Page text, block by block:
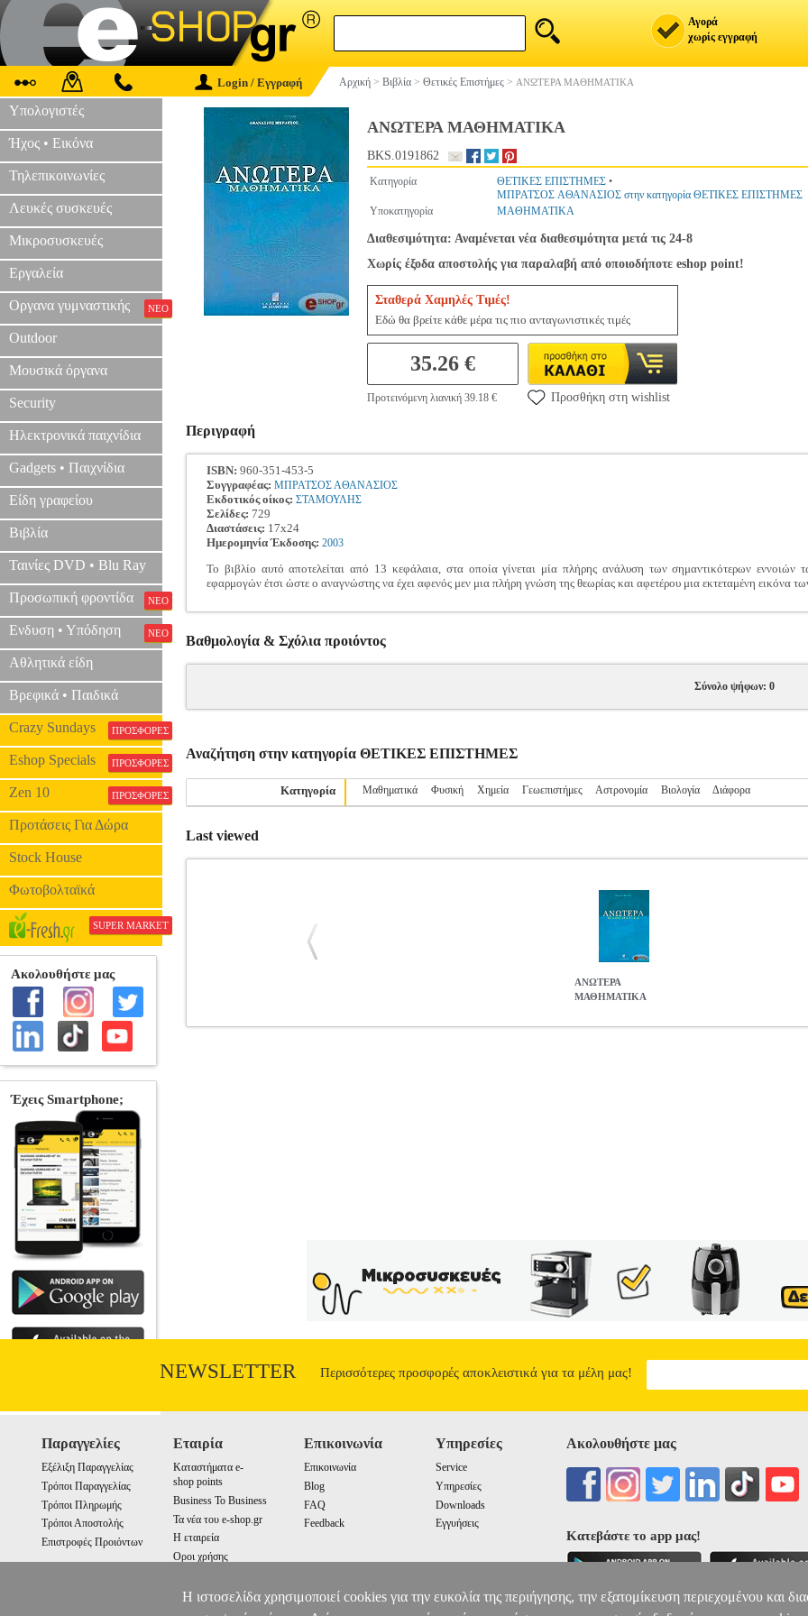
Αγορά
χωρίς εγγραφή
Login / Εγγραφή Αρχική > Βιβλία > Θετικές Επιστήμες > ΑΝΩΤΕΡΑ ΜΑΘΗΜΑΤΙΚΑ
Υπολογιστές
Ήχος • Εικόνα
Τηλεπικοινωνίες
Λευκές συσκευές
Μικροσυσκευές
Εργαλεία
Οργανα γυμναστικής ΝΕΟ
Outdoor
Μουσικά όργανα
Security
Ηλεκτρονικά παιχνίδια
Gadgets • Παιχνίδια
Είδη γραφείου
Βιβλία
Ταινίες DVD • Blu Ray
Προσωπική φροντίδα ΝΕΟ
Ενδυση • Υπόδηση ΝΕΟ
Αθλητικά είδη
Βρεφικά • Παιδικά
Crazy Sundays ΠΡΟΣΦΟΡΕΣ
Eshop Specials ΠΡΟΣΦΟΡΕΣ
Zen 10 ΠΡΟΣΦΟΡΕΣ
Προτάσεις Για Δώρα
Stock House
Φωτοβολταϊκά
SUPER MARKET
ΑΝΩΤΕΡΑ ΜΑΘΗΜΑΤΙΚΑ
BKS.0191862
Κατηγορία ΘΕΤΙΚΕΣ ΕΠΙΣΤΗΜΕΣ •
ΜΠΡΑΤΣΟΣ ΑΘΑΝΑΣΙΟΣ στην κατηγορία ΘΕΤΙΚΕΣ ΕΠΙΣΤΗΜΕΣ
Υποκατηγορία
ΜΑΘΗΜΑΤΙΚΑ
Διαθεσιμότητα: Αναμένεται νέα διαθεσιμότητα μετά τις 24-8
Χωρίς έξοδα αποστολής για παραλαβή από οποιοδήποτε eshop point!
Σταθερά Χαμηλές Τιμές!
Εδώ θα βρείτε κάθε μέρα τις πιο ανταγωνιστικές τιμές
35.26 €
Προτεινόμενη λιανική 39.18 € Προσθήκη στη wishlist
Περιγραφή
ISBN: 960-351-453-5
Συγγραφέας: ΜΠΡΑΤΣΟΣ ΑΘΑΝΑΣΙΟΣ
Εκδοτικός οίκος: ΣΤΑΜΟΥΛΗΣ
Σελίδες: 729
Διαστάσεις: 17x24
Ημερομηνία Έκδοσης: 2003
Το βιβλίο αυτό αποτελείται από 13 κεφάλαια, στα οποία γίνεται μία πλήρης ανάλυση των σημαντικότερων
εφαρμογών έτσι ώστε ο αναγνώστης να έχει αφενός μεν μια πλήρη γνώση της θεωρίας και αφετέρου μια εκτεταμένη εικόνα
Βαθμολογία & Σχόλια προιόντος
Σύνολο ψήφων: 0
Αναζήτηση στην κατηγορία ΘΕΤΙΚΕΣ ΕΠΙΣΤΗΜΕΣ
Κατηγορία Μαθηματικά Φυσική Χημεία Γεωεπιστήμες Αστρονομία Βιολογία Διάφορα
Last viewed
ΑΝΩΤΕΡΑ
ΜΑΘΗΜΑΤΙΚΑ
NEWSLETTER Περισσότερες προσφορές αποκλειστικά για τα μέλη μας!
Παραγγελίες
Εξέλιξη Παραγγελίας
Τρόποι Παραγγελίας
Τρόποι Πληρωμής
Τρόποι Αποστολής
Επιστροφές Προιόντων
Εταιρία
Καταστήματα e-
shop points
Business To Business
Τα νέα του e-shop.gr
Η εταιρεία
Οροι χρήσης
Επικοινωνία
Επικοινωνία
Blog
FAQ
Feedback
Υπηρεσίες
Service
Υπηρεσίες
Downloads
Εγγυήσεις
Ακολουθήστε μας
Κατεβάστε το app μας!
Η ιστοσελίδα χρησιμοποιεί cookies για την ευκολία της περιήγησης, την εξατομίκευση περιεχομένου και